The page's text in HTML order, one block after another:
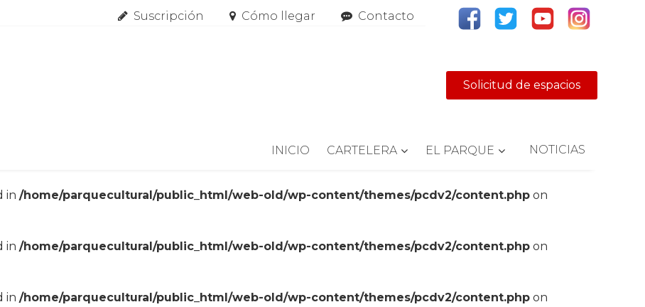
Suscripción Cómo llegar Contacto
Solicitud de espacios
INICIO CARTELERA EL PARQUE NOTICIAS
in/home/parquecultural/public_html/web-old/wp-content/themes/pcdv2/content.php on
in/home/parquecultural/public_html/web-old/wp-content/themes/pcdv2/content.php on
in/home/parquecultural/public_html/web-old/wp-content/themes/pcdv2/content.php on